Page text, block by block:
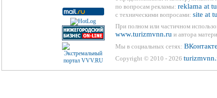
по вопросам рекламы: reklama at
с техническими вопросами: site at
При полном или частичном
www.turizmvnn.ru и автора
Мы в социальных сетях:
Copyright © 2010 - 2026